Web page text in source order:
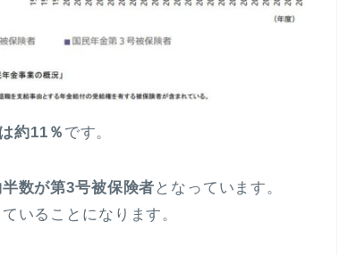
約11％ です。
数が第3号被保険者 となっています。
いることになります。